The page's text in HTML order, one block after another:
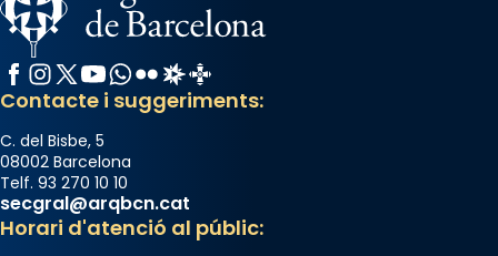
Facebook
Instagram
X / Twitter
YouTube
WhatsApp
FlickrRadio Estel
Catalunya Cristiana
Contacte i suggeriments:
C. del Bisbe, 5
08002 Barcelona
Telf. 93 270 10 10
secgral@arqbcn.cat
Horari d'atenció al públic: